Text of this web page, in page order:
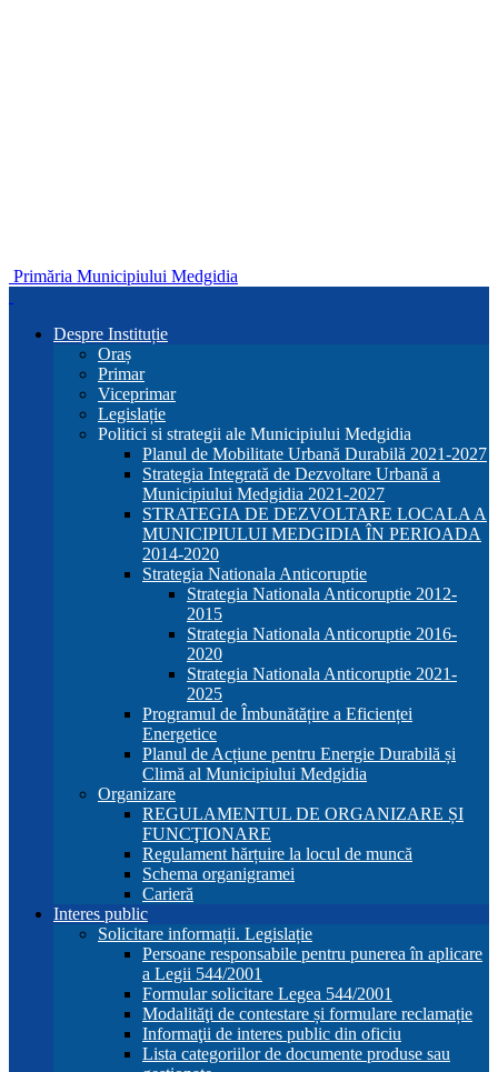
Primăria Municipiului Medgidia
Despre Instituție
Oraș
Primar
Viceprimar
Legislație
Politici si strategii ale Municipiului Medgidia
Planul de Mobilitate Urbană Durabilă 2021-2027
Strategia Integrată de Dezvoltare Urbană a
Municipiului Medgidia 2021-2027
STRATEGIA DE DEZVOLTARE LOCALA A
MUNICIPIULUI MEDGIDIA ÎN PERIOADA
2014-2020
Strategia Nationala Anticoruptie
Strategia Nationala Anticoruptie 2012-
2015
Strategia Nationala Anticoruptie 2016-
2020
Strategia Nationala Anticoruptie 2021-
2025
Programul de Îmbunătățire a Eficienței
Energetice
Planul de Acțiune pentru Energie Durabilă și
Climă al Municipiului Medgidia
Organizare
REGULAMENTUL DE ORGANIZARE ȘI
FUNCŢIONARE
Regulament hărțuire la locul de muncă
Schema organigramei
Carieră
Interes public
Solicitare informații. Legislație
Persoane responsabile pentru punerea în aplicare
a Legii 544/2001
Formular solicitare Legea 544/2001
Modalităţi de contestare și formulare reclamație
Informaţii de interes public din oficiu
Lista categoriilor de documente produse sau